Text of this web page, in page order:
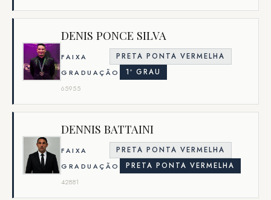
DENIS PONCE SILVA
FAIXA
PRETA PONTA VERMELHA
GRADUAÇÃO
1º GRAU
65955
DENNIS BATTAINI
FAIXA
PRETA PONTA VERMELHA
GRADUAÇÃO
PRETA PONTA VERMELHA
42881